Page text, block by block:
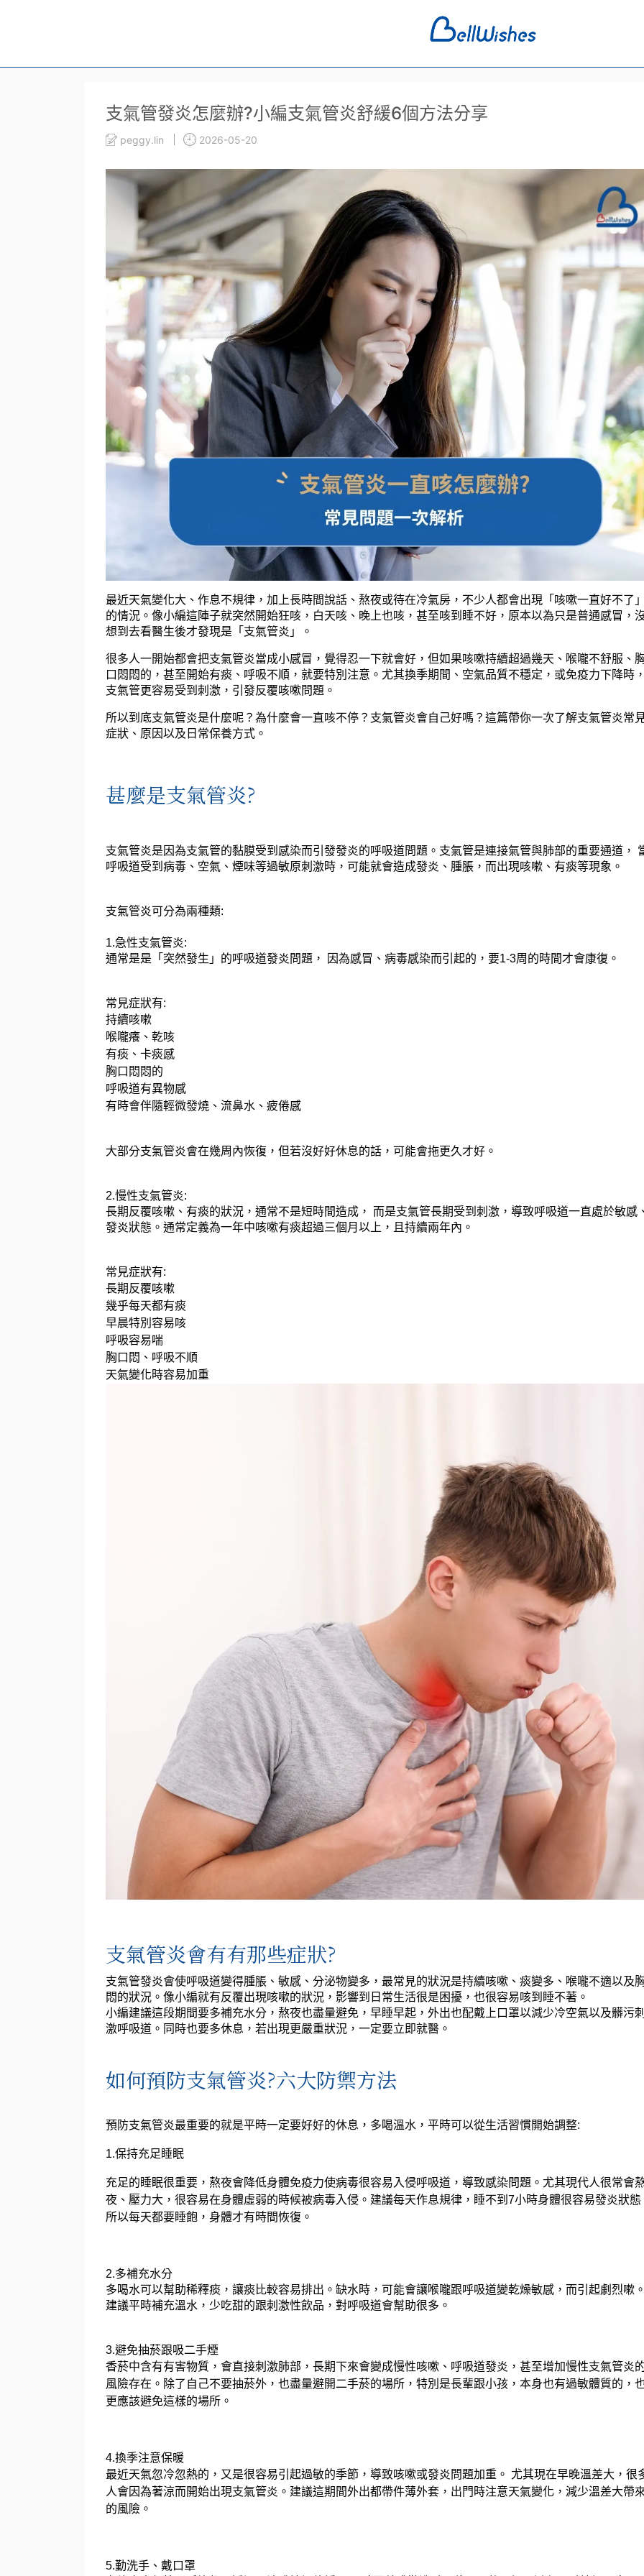
支氣管發炎怎麼辦?小編支氣管炎舒緩6個方法分享
peggy.lin 2026-05-20
最近天氣變化大、作息不規律，加上長時間說話、熬夜或待在冷氣房，不少人都會出現「咳嗽一直好不了
的情況。像小編這陣子就突然開始狂咳，白天咳、晚上也咳，甚至咳到睡不好，原本以為只是普通感冒，
想到去看醫生後才發現是「支氣管炎」。
很多人一開始都會把支氣管炎當成小感冒，覺得忍一下就會好，但如果咳嗽持續超過幾天、喉嚨不舒服、
口悶悶的，甚至開始有痰、呼吸不順，就要特別注意。尤其換季期間、空氣品質不穩定，或免疫力下降時
支氣管更容易受到刺激，引發反覆咳嗽問題。
所以到底支氣管炎是什麼呢？為什麼會一直咳不停？支氣管炎會自己好嗎？這篇帶你一次了解支氣管炎常
症狀、原因以及日常保養方式。
甚麼是支氣管炎?
支氣管炎是因為支氣管的黏膜受到感染而引發發炎的呼吸道問題。支氣管是連接氣管與肺部的重要通道，
呼吸道受到病毒、空氣、煙味等過敏原刺激時，可能就會造成發炎、腫脹，而出現咳嗽、有痰等現象。
支氣管炎可分為兩種類:
1.急性支氣管炎:
通常是是「突然發生」的呼吸道發炎問題， 因為感冒、病毒感染而引起的，要1-3周的時間才會康復。
常見症狀有:
持續咳嗽
喉嚨癢、乾咳
有痰、卡痰感
胸口悶悶的
呼吸道有異物感
有時會伴隨輕微發燒、流鼻水、疲倦感
大部分支氣管炎會在幾周內恢復，但若沒好好休息的話，可能會拖更久才好。
2.慢性支氣管炎:
長期反覆咳嗽、有痰的狀況，通常不是短時間造成， 而是支氣管長期受到刺激，導致呼吸道一直處於敏感
發炎狀態。通常定義為一年中咳嗽有痰超過三個月以上，且持續兩年內。
常見症狀有:
長期反覆咳嗽
幾乎每天都有痰
早晨特別容易咳
呼吸容易喘
胸口悶、呼吸不順
天氣變化時容易加重
支氣管炎會有有那些症狀?
支氣管發炎會使呼吸道變得腫脹、敏感、分泌物變多，最常見的狀況是持續咳嗽、痰變多、喉嚨不適以及
悶的狀況。像小編就有反覆出現咳嗽的狀況，影響到日常生活很是困擾，也很容易咳到睡不著。
小編建議這段期間要多補充水分，熬夜也盡量避免，早睡早起，外出也配戴上口罩以減少冷空氣以及髒污
激呼吸道。同時也要多休息，若出現更嚴重狀況，一定要立即就醫。
如何預防支氣管炎?六大防禦方法
預防支氣管炎最重要的就是平時一定要好好的休息，多喝溫水，平時可以從生活習慣開始調整:
1.保持充足睡眠
充足的睡眠很重要，熬夜會降低身體免疫力使病毒很容易入侵呼吸道，導致感染問題。尤其現代人很常會
夜、壓力大，很容易在身體虛弱的時候被病毒入侵。建議每天作息規律，睡不到7小時身體很容易發炎狀態
所以每天都要睡飽，身體才有時間恢復。
2.多補充水分
多喝水可以幫助稀釋痰，讓痰比較容易排出。缺水時，可能會讓喉嚨跟呼吸道變乾燥敏感，而引起劇烈嗽
建議平時補充溫水，少吃甜的跟刺激性飲品，對呼吸道會幫助很多。
3.避免抽菸跟吸二手煙
香菸中含有有害物質，會直接刺激肺部，長期下來會變成慢性咳嗽、呼吸道發炎，甚至增加慢性支氣管炎
風險存在。除了自己不要抽菸外，也盡量避開二手菸的場所，特別是長輩跟小孩，本身也有過敏體質的，
更應該避免這樣的場所。
4.換季注意保暖
最近天氣忽冷忽熱的，又是很容易引起過敏的季節，導致咳嗽或發炎問題加重。 尤其現在早晚溫差大，很
人會因為著涼而開始出現支氣管炎。建議這期間外出都帶件薄外套，出門時注意天氣變化，減少溫差大帶
的風險。
5.勤洗手、戴口罩